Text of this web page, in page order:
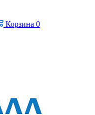
Корзина 0